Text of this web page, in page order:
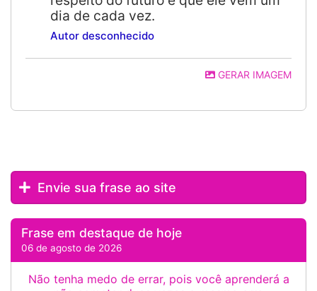
dia de cada vez.
Autor desconhecido
GERAR IMAGEM
Envie sua frase ao site
Frase em destaque de hoje
06 de agosto de 2026
Não tenha medo de errar, pois você aprenderá a